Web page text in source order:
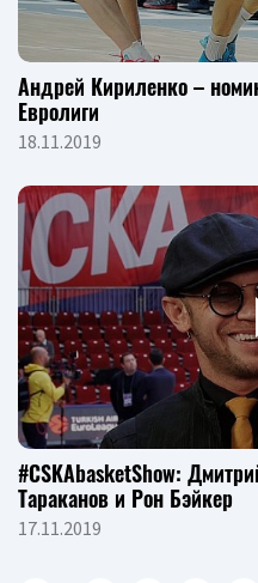
Андрей Кириленко –
Евролиги
18.11.2019
#CSKAbasketShow:
Тараканов и Рон Бэйкер
17.11.2019